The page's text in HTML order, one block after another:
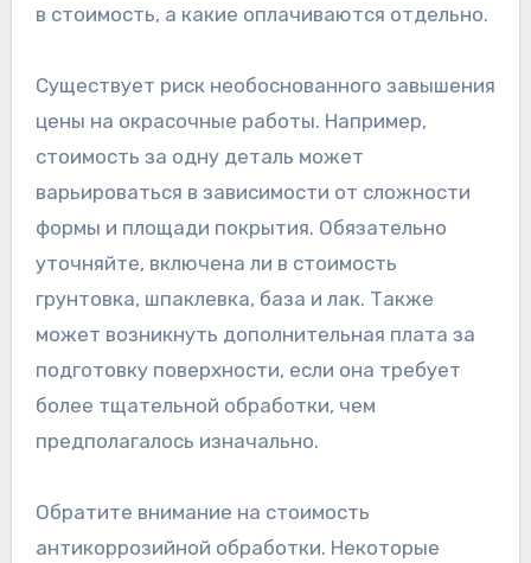
в стоимость, а какие оплачиваются отдельно.
Существует риск необоснованного завышения
цены на окрасочные работы. Например,
стоимость за одну деталь может
варьироваться в зависимости от сложности
формы и площади покрытия. Обязательно
уточняйте, включена ли в стоимость
грунтовка, шпаклевка, база и лак. Также
может возникнуть дополнительная плата за
подготовку поверхности, если она требует
более тщательной обработки, чем
предполагалось изначально.
Обратите внимание на стоимость
антикоррозийной обработки. Некоторые